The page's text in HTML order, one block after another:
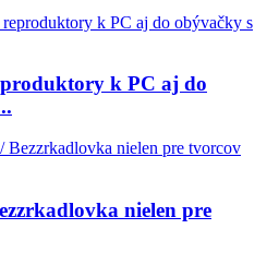
k PC aj do
nielen pre